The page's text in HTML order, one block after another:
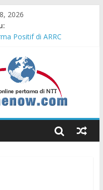
2026
Willy : Terima Kasih
Literasi
Positif di ARRC
Kupang Pasok Listrik
Peringatan HUT RI
Kemanusiaan dan
Resmi Bergulir, MPM